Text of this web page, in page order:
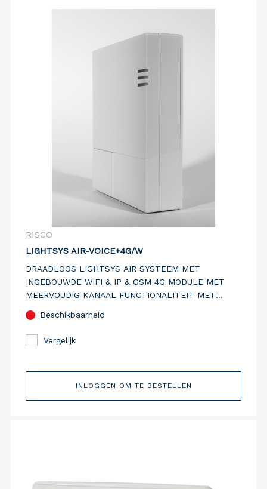
RISCO
LIGHTSYS AIR-VOICE+4G/W
DRAADLOOS LIGHTSYS AIR SYSTEEM MET
INGEBOUWDE WIFI & IP & GSM 4G MODULE MET
MEERVOUDIG KANAAL FUNCTIONALITEIT MET
Beschikbaarheid
Vergelijk
INLOGGEN OM TE BESTELLEN